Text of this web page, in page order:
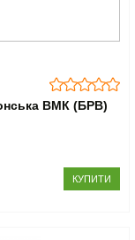
ВМК (БРВ)
КУПИТИ